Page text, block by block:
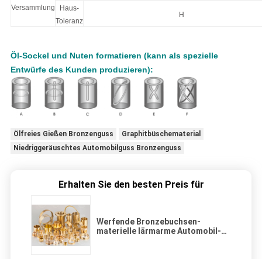
Versammlung
Haus-
Toleranz
H
Öl-Sockel und Nuten formatieren (kann als spezielle
Entwürfe des Kunden produzieren):
Ölfreies Gießen Bronzenguss
Graphitbüschematerial
Niedriggeräuschtes Automobilguss Bronzenguss
Erhalten Sie den besten Preis für
Werfende Bronzebuchsen-
materielle lärmarme Automobil-